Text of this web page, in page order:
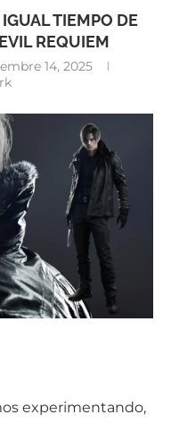
TIEMPO DE
REQUIEM
14, 2025
experimentando,